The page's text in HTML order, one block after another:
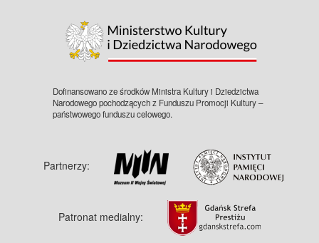
Dofinansowano ze środków Ministra Kultury i Dziedzictwa
Narodowego pochodzących z Funduszu Promocji Kultury –
państwowego funduszu celowego.
Partnerzy:
Patronat medialny: